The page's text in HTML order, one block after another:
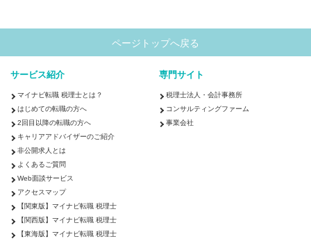
ページトップへ戻る
サービス紹介
マイナビ転職 税理士とは？
はじめての転職の方へ
2回目以降の転職の方へ
キャリアアドバイザーのご紹介
非公開求人とは
よくあるご質問
Web面談サービス
アクセスマップ
【関東版】マイナビ転職 税理士
【関西版】マイナビ転職 税理士
【東海版】マイナビ転職 税理士
専門サイト
税理士法人・会計事務所
コンサルティングファーム
事業会社